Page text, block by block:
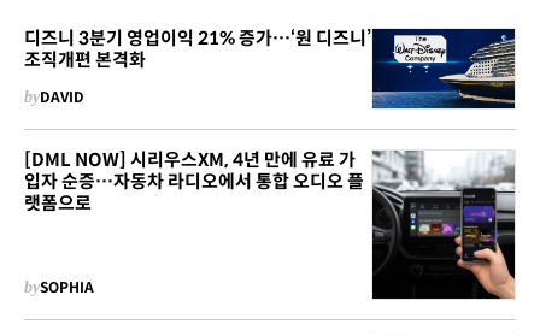
디즈니 3분기 영업이익 21% 증가…‘원 디즈니’
조직개편 본격화
byDAVID
[DML NOW] 시리우스XM, 4년 만에 유료 가
입자 순증…자동차 라디오에서 통합 오디오 플
랫폼으로
bySOPHIA